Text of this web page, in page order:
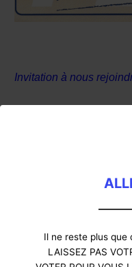
Il ne reste plus que
LAISSEZ PAS
Invitation à nous
Catégories